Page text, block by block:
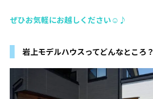
ぜひお気軽にお越しください☺♪
岩上モデルハウスってどんなところ？